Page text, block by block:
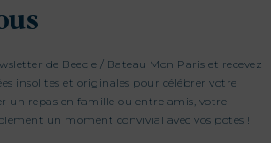
de Beecie / Bateau Mon Paris et recevez
insolites et originales pour célébrer votre
un repas en famille ou entre amis, votre
un moment convivial avec vos potes !